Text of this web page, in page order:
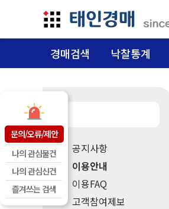
문의/오류/제안
나의 관심물건
나의 관심신건
즐겨쓰는 검색
경매검색 낙찰통계
공지사항
이용안내
이용FAQ
고객참여제보